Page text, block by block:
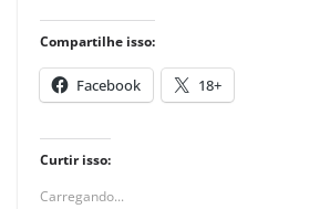
Compartilhe isso:
Facebook 18+
Curtir isso:
Carregando...